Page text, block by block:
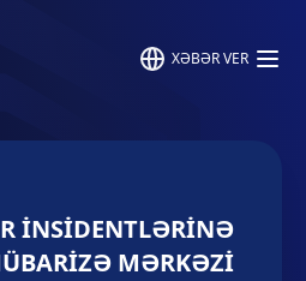
XƏBƏR VER
İNSIDENTLƏRINƏ
MƏRKƏZI